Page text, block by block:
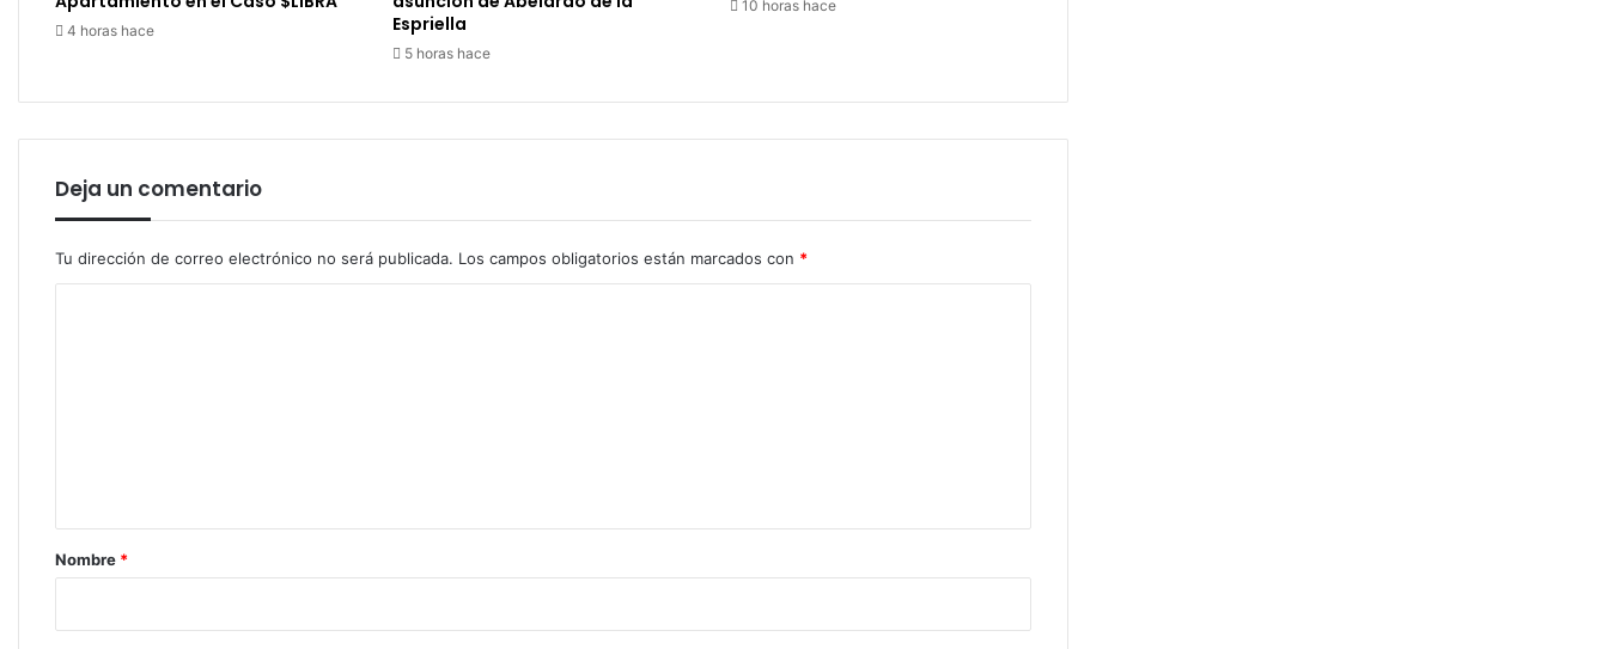
4 horas hace
Espriella
5 horas hace
10 horas hace
Deja un comentario
Tu dirección de correo electrónico no será publicada. Los campos obligatorios están marcados con *
r
Nombre *